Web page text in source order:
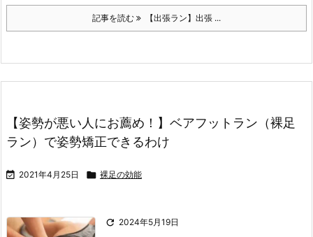
記事を読む 【出張ラン】出張 ...
【姿勢が悪い人にお薦め！】ベアフットラン（裸足
ラン）で姿勢矯正できるわけ
 2021年4月25日  裸足の効能
 2024年5月19日